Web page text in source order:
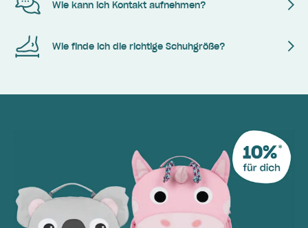
Wie kann ich Kontakt aufnehmen?
Wie finde ich die richtige Schuhgröße?